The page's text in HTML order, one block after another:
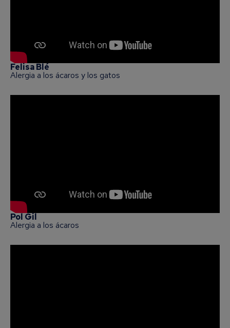
Felisa Blé
Alergia a los ácaros y los gatos
Pol Gil
Alergia a los ácaros